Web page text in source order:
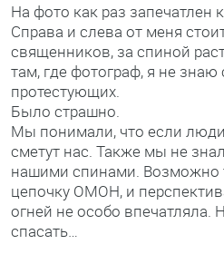
На фото как раз запечатлен
Справа и слева от меня
священников, за спиной
там, где фотограф, я не
протестующих.
Было страшно.
Мы понимали, что если люди
сметут нас. Также мы не
нашими спинами. Возможно
цепочку ОМОН, и
огней не особо впечатляла.
спасать…